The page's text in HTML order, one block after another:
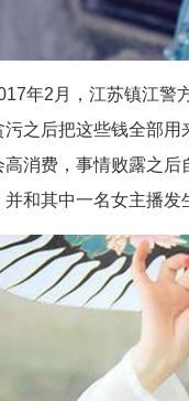
年2月，江苏镇江警
污之后把这些钱全部用
高消费，事情败露之
并和其中一名女主播发